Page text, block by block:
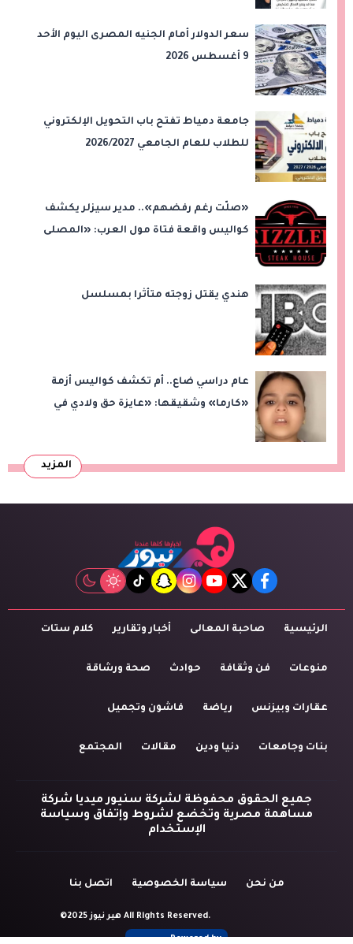
سعر الدولار أمام الجنيه المصرى اليوم الأحد
9 أغسطس 2026
جامعة دمياط تفتح باب التحويل الإلكتروني
للطلاب للعام الجامعي 2026/2027
«صلّت رغم رفضهم».. مدير سيزلر يكشف
كواليس واقعة فتاة مول العرب: «المصلى
هندي يقتل زوجته متأثرا بمسلسل
عام دراسي ضاع.. أم تكشف كواليس أزمة
«كارما» وشقيقها: «عايزة حق ولادي في
المزيد
facebook
twitter
youtube
instagram
snapchat
tiktok
الرئيسية صاحبة المعالى أخبار وتقارير كلام ستات
منوعات فن وثقافة حوادث صحة ورشاقة
عقارات وبيزنس رياضة فاشون وتجميل
بنات وجامعات دنيا ودين مقالات المجتمع
جميع الحقوق محفوظة لشركة سنيور ميديا شركة
مساهمة مصرية وتخضع لشروط وإتفاق وسياسة
الإستخدام
من نحن سياسة الخصوصية اتصل بنا
©2025 هير نيوز All Rights Reserved.
Powered by